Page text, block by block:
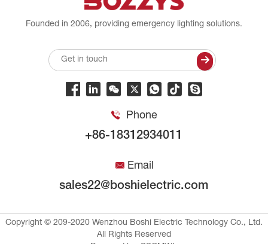
Founded in 2006, providing emergency lighting solutions.
Phone
+86-18312934011
Email
sales22@boshielectric.com
Copyright © 209-2020 Wenzhou Boshi Electric Technology Co., Ltd.
All Rights Reserved